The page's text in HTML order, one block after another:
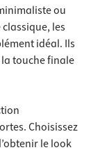
ou
les
idéal. Ils
touche finale
Choisissez
le look